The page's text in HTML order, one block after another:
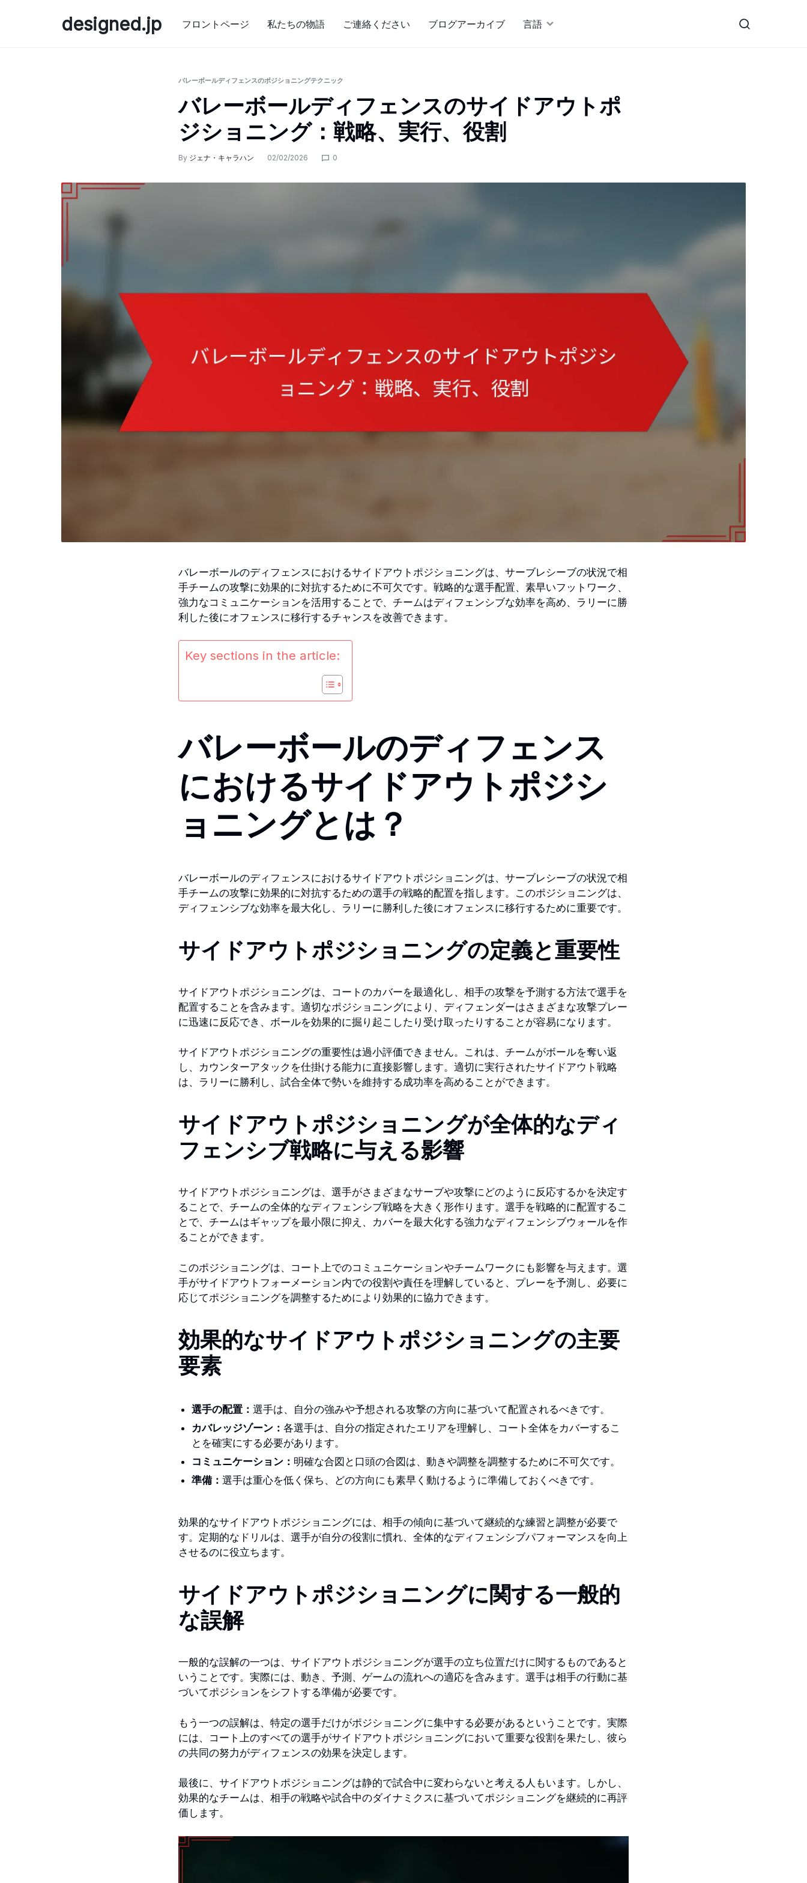
designed.jp フロントページ 私たちの物語 ご連絡ください ブログアーカイブ 言語
バレーボールディフェンスのポジショニングテクニック
バレーボールディフェンスのサイドアウトポ
ジショニング：戦略、実行、役割
By ジェナ・キャラハン 02/02/2026 0
バレーボールのディフェンスにおけるサイドアウトポジショニングは、サーブレシーブの状況で相
手チームの攻撃に効果的に対抗するために不可欠です。戦略的な選手配置、素早いフットワーク、
強力なコミュニケーションを活用することで、チームはディフェンシブな効率を高め、ラリーに勝
利した後にオフェンスに移行するチャンスを改善できます。
Key sections in the article:
バレーボールのディフェンス
におけるサイドアウトポジシ
ョニングとは？
バレーボールのディフェンスにおけるサイドアウトポジショニングは、サーブレシーブの状況で相
手チームの攻撃に効果的に対抗するための選手の戦略的配置を指します。このポジショニングは、
ディフェンシブな効率を最大化し、ラリーに勝利した後にオフェンスに移行するために重要です。
サイドアウトポジショニングの定義と重要性
サイドアウトポジショニングは、コートのカバーを最適化し、相手の攻撃を予測する方法で選手を
配置することを含みます。適切なポジショニングにより、ディフェンダーはさまざまな攻撃プレー
に迅速に反応でき、ボールを効果的に掘り起こしたり受け取ったりすることが容易になります。
サイドアウトポジショニングの重要性は過小評価できません。これは、チームがボールを奪い返
し、カウンターアタックを仕掛ける能力に直接影響します。適切に実行されたサイドアウト戦略
は、ラリーに勝利し、試合全体で勢いを維持する成功率を高めることができます。
サイドアウトポジショニングが全体的なディ
フェンシブ戦略に与える影響
サイドアウトポジショニングは、選手がさまざまなサーブや攻撃にどのように反応するかを決定す
ることで、チームの全体的なディフェンシブ戦略を大きく形作ります。選手を戦略的に配置するこ
とで、チームはギャップを最小限に抑え、カバーを最大化する強力なディフェンシブウォールを作
ることができます。
このポジショニングは、コート上でのコミュニケーションやチームワークにも影響を与えます。選
手がサイドアウトフォーメーション内での役割や責任を理解していると、プレーを予測し、必要に
応じてポジショニングを調整するためにより効果的に協力できます。
効果的なサイドアウトポジショニングの主要
要素
選手の配置：選手は、自分の強みや予想される攻撃の方向に基づいて配置されるべきです。
カバレッジゾーン：各選手は、自分の指定されたエリアを理解し、コート全体をカバーするこ
とを確実にする必要があります。
コミュニケーション： 明確な合図と口頭の合図は、動きや調整を調整するために不可欠です。
準備：選手は重心を低く保ち、どの方向にも素早く動けるように準備しておくべきです。
効果的なサイドアウトポジショニングには、相手の傾向に基づいて継続的な練習と調整が必要で
す。定期的なドリルは、選手が自分の役割に慣れ、全体的なディフェンシブパフォーマンスを向上
させるのに役立ちます。
サイドアウトポジショニングに関する一般的
な誤解
一般的な誤解の一つは、サイドアウトポジショニングが選手の立ち位置だけに関するものであると
いうことです。実際には、動き、予測、ゲームの流れへの適応を含みます。選手は相手の行動に基
づいてポジションをシフトする準備が必要です。
もう一つの誤解は、特定の選手だけがポジショニングに集中する必要があるということです。実際
には、コート上のすべての選手がサイドアウトポジショニングにおいて重要な役割を果たし、彼ら
の共同の努力がディフェンスの効果を決定します。
最後に、サイドアウトポジショニングは静的で試合中に変わらないと考える人もいます。しかし、
効果的なチームは、相手の戦略や試合中のダイナミクスに基づいてポジショニングを継続的に再評
価します。